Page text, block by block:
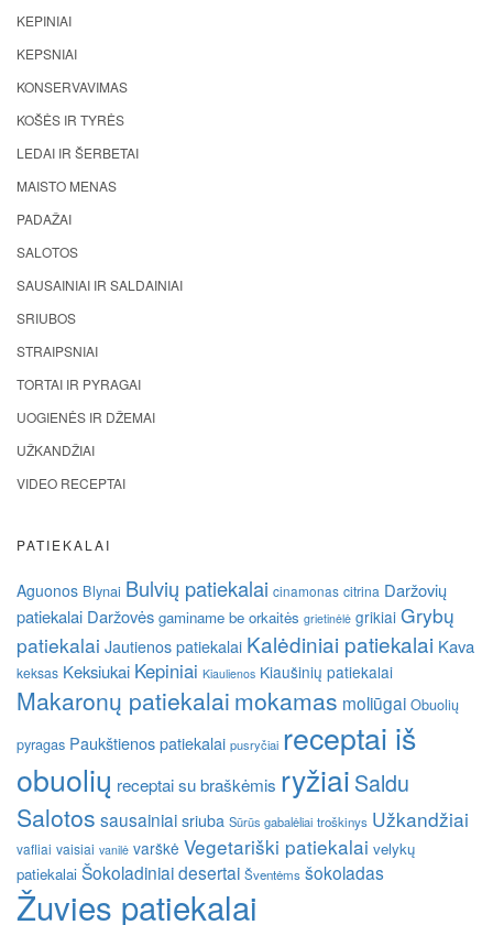
KEPINIAI
KEPSNIAI
KONSERVAVIMAS
KOŠĖS IR TYRĖS
LEDAI IR ŠERBETAI
MAISTO MENAS
PADAŽAI
SALOTOS
SAUSAINIAI IR SALDAINIAI
SRIUBOS
STRAIPSNIAI
TORTAI IR PYRAGAI
UOGIENĖS IR DŽEMAI
UŽKANDŽIAI
VIDEO RECEPTAI
PATIEKALAI
Aguonos Blynai Bulvių patiekalai cinamonas citrina Daržovių
patiekalai Daržovės gaminame be orkaitės grietinėlė grikiai Grybų
patiekalai Jautienos patiekalai Kalėdiniai patiekalai Kava
keksas Keksiukai Kepiniai Kiaulienos Kiaušinių patiekalai
Makaronų patiekalai mokamas moliūgai Obuolių
pyragas Paukštienos patiekalai pusryčiai receptai iš
obuolių receptai su braškėmis ryžiai Saldu
Salotos sausainiai sriuba Sūrūs gabalėliai troškinys Užkandžiai
vafliai vaisiai vanilė varškė Vegetariški patiekalai velykų
patiekalai Šokoladiniai desertai Šventėms šokoladas
Žuvies patiekalai